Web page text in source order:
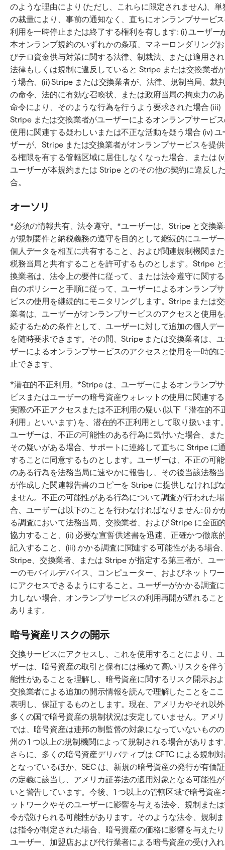
のような理由により (ただし、これらに限定されません)、単
の裁量により、事前の通知なく、直ちにオンランプサービ
利用を一時停止または終了する権利を有します: (i) ユーザー
本オンランプ規約のいずれかの条項、マネーロンダリング
びテロ資金供与対策に関する法律、制裁法、または適用さ
法律もしくは規制に違反していると Stripe または交換業者
う場合、(ii) Stripe または交換業者が、法律、規制当局、裁
の命令、法的に有効な召喚状、または政府当局の拘束力の
命令により、そのような行為を行うよう要求された場合 (iii)
Stripe または交換業者がユーザーによるオンランプサービ
使用に関連する疑わしいまたは不正な活動を疑う場合 (iv) ユ
ザーが、Stripe または交換業者がオンランプサービスを提
る権限を有する管轄区域に居住しなくなった場合、または
ユーザーが本規約または Stripe とのその他の契約に違反し
合。
オーソリ
*必須の情報共有、法令遵守。*ユーザーは、Stripe と交換
が規制要件と納税義務の遵守を目的として継続的にユーザ
個人データを相互に共有すること、および関連規制機関ま
税務当局と共有することを許可するものとします。Stripe
換業者は、法令上の要件に従って、または法令遵守に関す
自のポリシーと手順に従って、ユーザーによるオンランプ
ビスの使用を継続的にモニタリングします。Stripe または
業者は、ユーザーがオンランプサービスのアクセスと使用
続するための条件として、ユーザーに対して追加の個人デ
を随時要求できます。その間、Stripe または交換業者は、
ザーによるオンランプサービスのアクセスと使用を一時的
止できます。
*潜在的不正利用。*Stripe は、ユーザーによるオンランプ
ビスまたはユーザーの暗号資産ウォレットの使用に関連す
実際の不正アクセスまたは不正利用の疑い (以下「潜在的不
利用」といいます) を、潜在的不正利用として取り扱います
ユーザーは、不正の可能性のある行為に気付いた場合、ま
その疑いがある場合、サポートに連絡して直ちに Stripe に
することに同意するものとします。ユーザーは、不正の可
のある行為を法務当局に速やかに報告し、その後当該法務
が作成した関連報告書のコピーを Stripe に提供しなければ
ません。不正の可能性がある行為について調査が行われた場
合、ユーザーは以下のことを行わなければなりません: (i) か
る調査において法務当局、交換業者、および Stripe に全面
協力すること、(ii) 必要な宣誓供述書を迅速、正確かつ徹底
記入すること、(iii) かかる調査に関連する可能性がある場合
Stripe、交換業者、または Stripe が指定する第三者が、ユ
ーのモバイルデバイス、コンピューター、およびネットワ
にアクセスできるようにすること。ユーザーがかかる調査
力しない場合、オンランプサービスの利用再開が遅れるこ
あります。
暗号資産リスクの開示
交換サービスにアクセスし、これを使用することにより、
ザーは、暗号資産の取引と保有には極めて高いリスクを伴
能性があることを理解し、暗号資産に関するリスク開示お
交換業者による追加の開示情報を読んで理解したことをこ
表明し、保証するものとします。現在、アメリカやそれ以
多くの国で暗号資産の規制状況は安定していません。アメ
では、暗号資産は連邦の制監督の対象になっていないもの
州の 1 つ以上の規制機関によって規制される場合があります
さらに、多くの暗号資産デリバティブは CFTC による規制
となっているほか、SEC は、新規の暗号資産の発行が有価
の定義に該当し、アメリカ証券法の適用対象となる可能性
いと警告しています。今後、1 つ以上の管轄区域で暗号資産
ットワークやそのユーザーに影響を与える法令、規制また
令が設けられる可能性があります。そのような法令、規制
は指令が制定された場合、暗号資産の価格に影響を与えた
ユーザー、加盟店および代行業者による暗号資産の受け入